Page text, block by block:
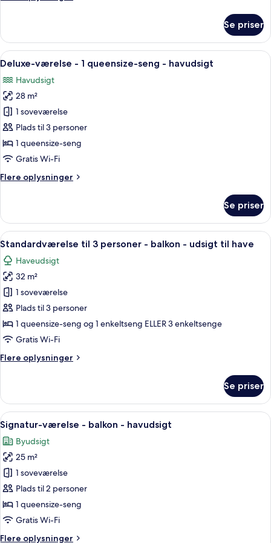
-
balkon
-
til
have
Se priser
Indlæs
alle
billeder
af
Deluxe-
værelse
-
1
seng
Et soveværelse med himmelseng, et
7
Deluxe-værelse - 1 queensize-seng - havudsigt
Havudsigt
28 m²
1 soveværelse
Plads til 3 personer
1 queensize-seng
Gratis Wi-Fi
Flere oplysninger
Flere
værelse
1
queensize-
seng
havudsigt
Se priser
Indlæs
alle
billeder
af
Standardværelse
til
3
personer
balkon
til
have
Et hotelværelse med to
6
Standardværelse til 3 personer - balkon - udsigt til have
Haveudsigt
32 m²
1 soveværelse
Plads til 3 personer
1 queensize-seng og 1 enkeltseng ELLER 3 enkeltsenge
Gratis Wi-Fi
Flere oplysninger
Flere
til
personer
balkon
udsigt
til
have
Se priser
Indlæs
alle
billeder
af
Signatur-
værelse
-
balkon
En smal gang fører til et
9
Signatur-værelse - balkon - havudsigt
Byudsigt
25 m²
1 soveværelse
Plads til 2 personer
1 queensize-seng
Gratis Wi-Fi
Flere oplysninger
Flere